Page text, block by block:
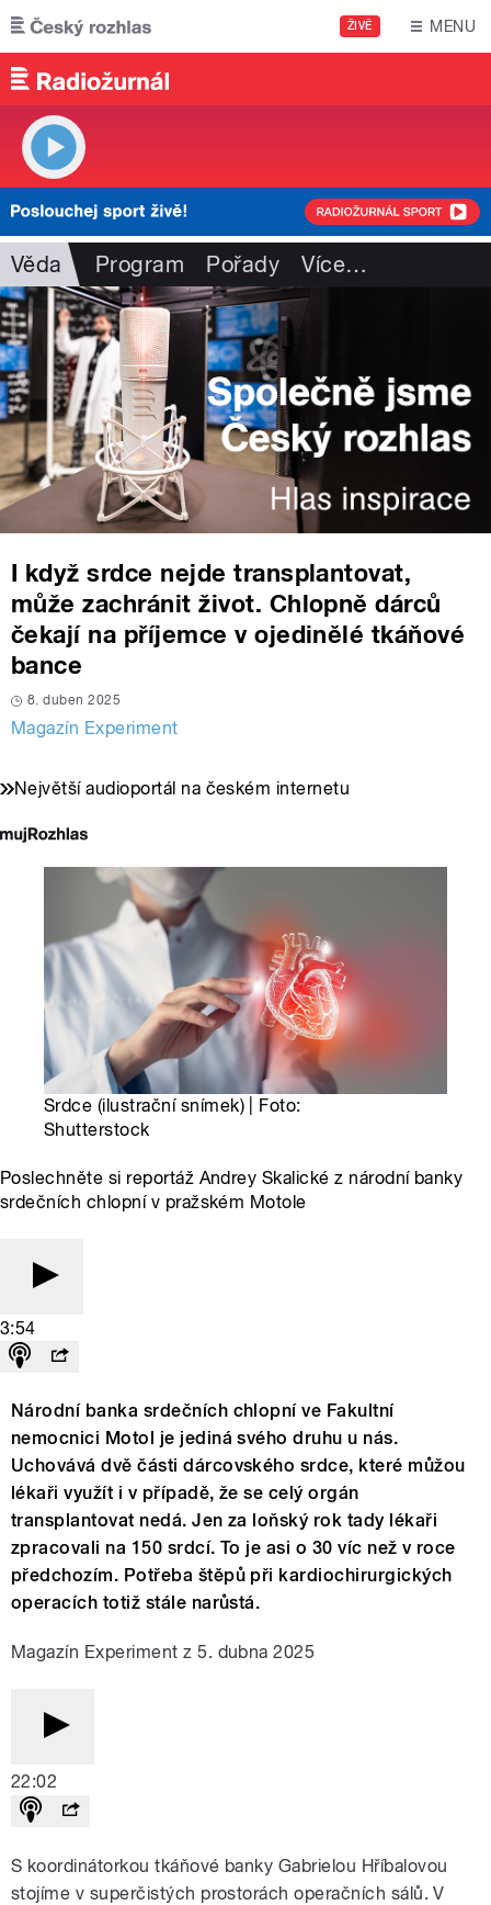
Přejít k hlavnímu obsahu
ŽIVĚ MENU
Věda Program Pořady Více…
I když srdce nejde transplantovat,
může zachránit život. Chlopně dárců
čekají na příjemce v ojedinělé tkáňové
bance
8. duben 2025
Magazín Experiment
Největší audioportál na českém internetu
Srdce (ilustrační snímek) | Foto:
Shutterstock
Poslechněte si reportáž Andrey Skalické z národní banky
srdečních chlopní v pražském Motole
3:54
Národní banka srdečních chlopní ve Fakultní
nemocnici Motol je jediná svého druhu u nás.
Uchovává dvě části dárcovského srdce, které můžou
lékaři využít i v případě, že se celý orgán
transplantovat nedá. Jen za loňský rok tady lékaři
zpracovali na 150 srdcí. To je asi o 30 víc než v roce
předchozím. Potřeba štěpů při kardiochirurgických
operacích totiž stále narůstá.
Magazín Experiment z 5. dubna 2025
22:02
S koordinátorkou tkáňové banky Gabrielou Hříbalovou
stojíme v superčistých prostorách operačních sálů. V